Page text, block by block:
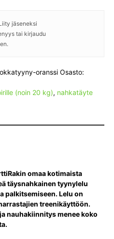
jäseneksi
tai kirjaudu
oranssi Osasto:
(noin 20 kg), nahkatäyte
omaa kotimaista
täysnahkainen tyynylelu
palkitsemiseen. Lelu on
treenikäyttöön.
nauhakiinnitys menee koko